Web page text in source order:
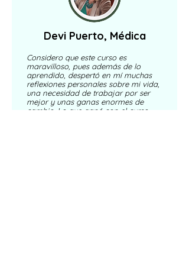
Devi Puerto, Médica
Considero que este curso es
maravilloso, pues además de lo
aprendido, despertó en mí muchas
reflexiones personales sobre mi vida,
una necesidad de trabajar por ser
mejor y unas ganas enormes de
cambio. Lo que gané con el curso,